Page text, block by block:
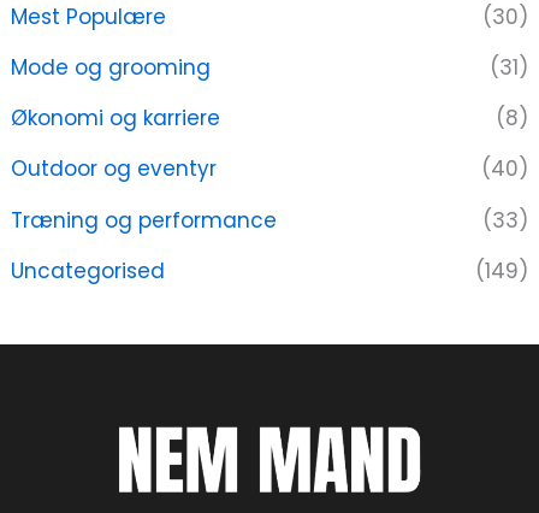
Mest Populære
(30)
Mode og grooming
(31)
Økonomi og karriere
(8)
Outdoor og eventyr
(40)
Træning og performance
(33)
Uncategorised
(149)